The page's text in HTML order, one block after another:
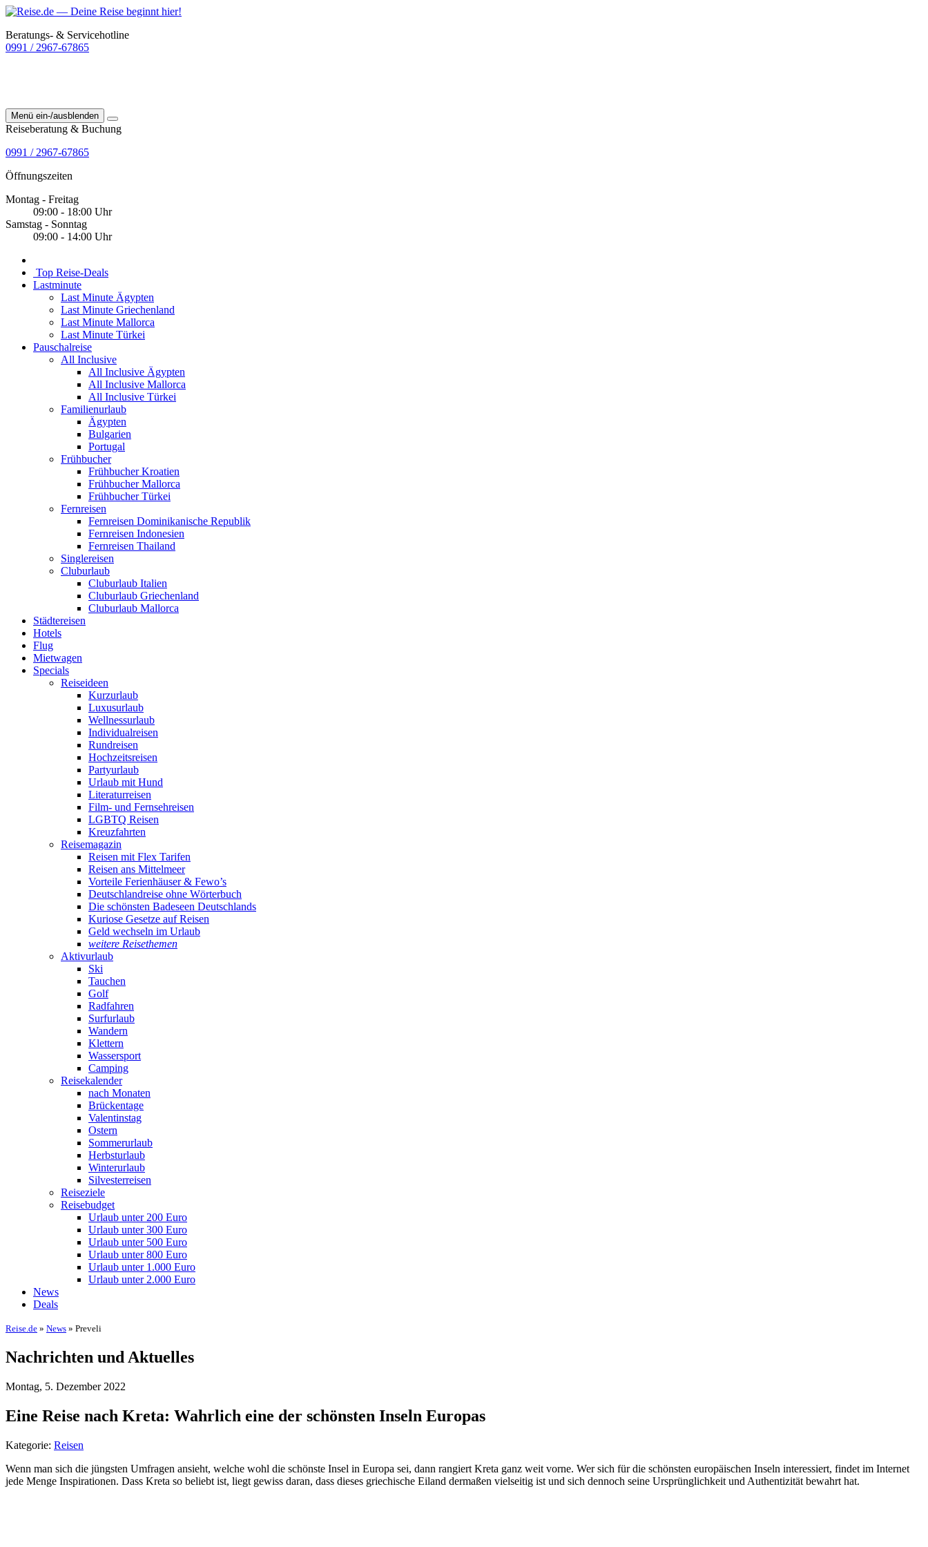
Beratungs- & Servicehotline
0991 / 2967-67865
Menü ein-/ausblenden
Reiseberatung & Buchung
0991 / 2967-67865
Öffnungszeiten
Montag - Freitag
09:00 - 18:00 Uhr
Samstag - Sonntag
09:00 - 14:00 Uhr
Top Reise-Deals
Lastminute
Last Minute Ägypten
Last Minute Griechenland
Last Minute Mallorca
Last Minute Türkei
Pauschalreise
All Inclusive
All Inclusive Ägypten
All Inclusive Mallorca
All Inclusive Türkei
Familienurlaub
Ägypten
Bulgarien
Portugal
Frühbucher
Frühbucher Kroatien
Frühbucher Mallorca
Frühbucher Türkei
Fernreisen
Fernreisen Dominikanische Republik
Fernreisen Indonesien
Fernreisen Thailand
Singlereisen
Cluburlaub
Cluburlaub Italien
Cluburlaub Griechenland
Cluburlaub Mallorca
Städtereisen
Hotels
Flug
Mietwagen
Specials
Reiseideen
Kurzurlaub
Luxusurlaub
Wellnessurlaub
Individualreisen
Rundreisen
Hochzeitsreisen
Partyurlaub
Urlaub mit Hund
Literaturreisen
Film- und Fernsehreisen
LGBTQ Reisen
Kreuzfahrten
Reisemagazin
Reisen mit Flex Tarifen
Reisen ans Mittelmeer
Vorteile Ferienhäuser & Fewo’s
Deutschlandreise ohne Wörterbuch
Die schönsten Badeseen Deutschlands
Kuriose Gesetze auf Reisen
Geld wechseln im Urlaub
weitere Reisethemen
Aktivurlaub
Ski
Tauchen
Golf
Radfahren
Surfurlaub
Wandern
Klettern
Wassersport
Camping
Reisekalender
nach Monaten
Brückentage
Valentinstag
Ostern
Sommerurlaub
Herbsturlaub
Winterurlaub
Silvesterreisen
Reiseziele
Reisebudget
Urlaub unter 200 Euro
Urlaub unter 300 Euro
Urlaub unter 500 Euro
Urlaub unter 800 Euro
Urlaub unter 1.000 Euro
Urlaub unter 2.000 Euro
News
Deals
Reise.de » News » Preveli
Nachrichten und Aktuelles
Montag, 5. Dezember 2022
Eine Reise nach Kreta: Wahrlich eine der schönsten Inseln Europas
Kategorie: Reisen
Wenn man sich die jüngsten Umfragen ansieht, welche wohl die schönste Insel in Europa sei, dann rangiert Kreta ganz weit vorne. Wer sich für die schönsten europäischen Inseln interessiert, findet im Internet
jede Menge Inspirationen. Dass Kreta so beliebt ist, liegt gewiss daran, dass dieses griechische Eiland dermaßen vielseitig ist und sich dennoch seine Ursprünglichkeit und Authentizität bewahrt hat.